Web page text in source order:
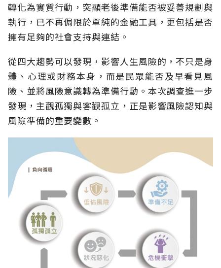
轉化為實質行動，突顯老後準備能否被妥善規劃與
執行，已不再侷限於單純的金融工具，更包括是否
擁有足夠的社會支持與連結。
從四大趨勢可以發現，影響人生風險的，不只是身
體、心理或財務本身，而是民眾能否及早看見風
險、並將風險意識轉為準備行動。本次調查進一步
發現，主觀孤獨與客觀孤立，正是影響風險認知與
風險準備的重要變數。